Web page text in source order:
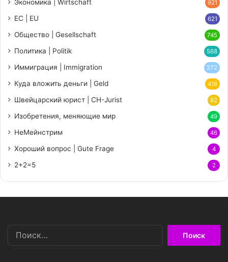
Экономика | Wirtschaft 921
ЕС | EU 621
Общество | Gesellschaft 745
Политика | Politik 568
Иммиграция | Immigration 272
Куда вложить деньги | Geld 418
Швейцарский юрист | CH-Jurist 82
Изобретения, меняющие мир 49
НеМейнстрим 46
Хороший вопрос | Gute Frage 4
2+2=5 2